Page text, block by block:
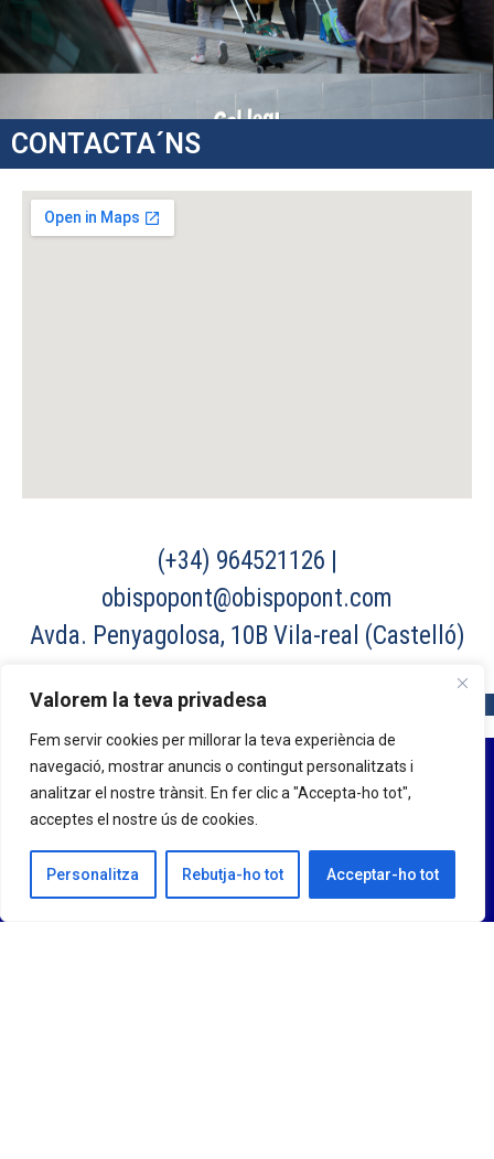
Valorem la teva privadesa
Fem servir cookies per millorar la teva experiència de
navegació, mostrar anuncis o contingut personalitzats i
analitzar el nostre trànsit. En fer clic a "Accepta-ho tot",
acceptes el nostre ús de cookies.
Personalitza Rebutja-ho tot Acceptar-ho tot
CONTACTA´NS
(+34) 964521126 |
obispopont@obispopont.com
Avda. Penyagolosa, 10B Vila-real (Castelló)